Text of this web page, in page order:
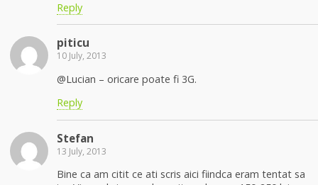
Reply
piticu
10 July, 2013
@Lucian – oricare poate fi 3G.
Reply
Stefan
13 July, 2013
Bine ca am citit ce ati scris aici fiindca eram tentat sa